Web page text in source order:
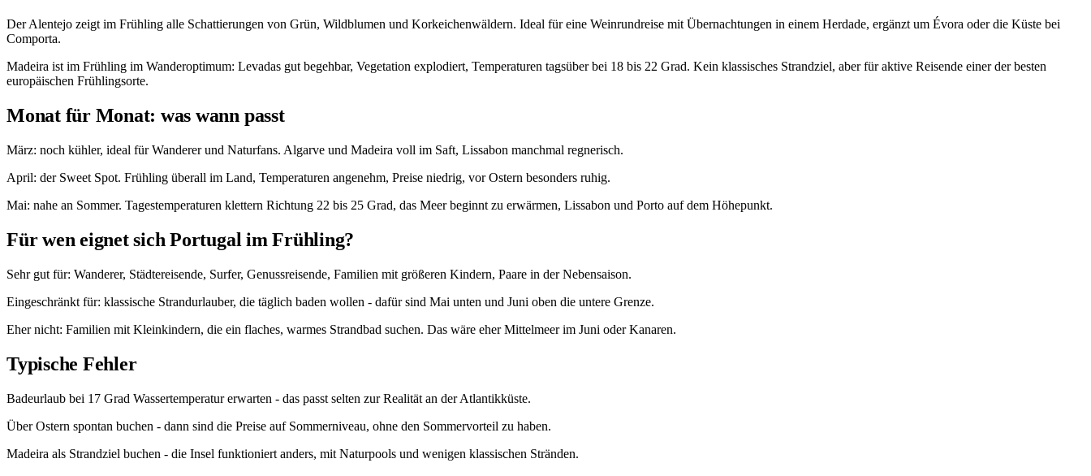
Der Alentejo zeigt im Frühling alle Schattierungen von Grün, Wildblumen und Korkeichenwäldern. Ideal für eine Weinrundreise mit Übernachtungen in einem Herdade, ergänzt um Évora oder die Küste bei
Comporta.
Madeira ist im Frühling im Wanderoptimum: Levadas gut begehbar, Vegetation explodiert, Temperaturen tagsüber bei 18 bis 22 Grad. Kein klassisches Strandziel, aber für aktive Reisende einer der besten
europäischen Frühlingsorte.
Monat für Monat: was wann passt
März: noch kühler, ideal für Wanderer und Naturfans. Algarve und Madeira voll im Saft, Lissabon manchmal regnerisch.
April: der Sweet Spot. Frühling überall im Land, Temperaturen angenehm, Preise niedrig, vor Ostern besonders ruhig.
Mai: nahe an Sommer. Tagestemperaturen klettern Richtung 22 bis 25 Grad, das Meer beginnt zu erwärmen, Lissabon und Porto auf dem Höhepunkt.
Für wen eignet sich Portugal im Frühling?
Sehr gut für: Wanderer, Städtereisende, Surfer, Genussreisende, Familien mit größeren Kindern, Paare in der Nebensaison.
Eingeschränkt für: klassische Strandurlauber, die täglich baden wollen - dafür sind Mai unten und Juni oben die untere Grenze.
Eher nicht: Familien mit Kleinkindern, die ein flaches, warmes Strandbad suchen. Das wäre eher Mittelmeer im Juni oder Kanaren.
Typische Fehler
Badeurlaub bei 17 Grad Wassertemperatur erwarten - das passt selten zur Realität an der Atlantikküste.
Über Ostern spontan buchen - dann sind die Preise auf Sommerniveau, ohne den Sommervorteil zu haben.
Madeira als Strandziel buchen - die Insel funktioniert anders, mit Naturpools und wenigen klassischen Stränden.